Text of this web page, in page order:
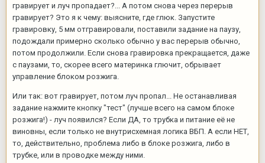
гравирует и луч пропадает?... А потом снова через перерыв
гравирует? Это я к чему: выясните, где глюк. Запустите
гравировку, 5 мм отгравировали, поставили задание на паузу,
подождали примерно сколько обычно у вас перерыв обычно,
потом продолжили. Если снова гравировка прекращается, даже
с паузами, то, скорее всего материнка глючит, обрывает
управление блоком розжига.
Или так: вот гравирует, потом луч пропал... Не останавливая
задание нажмите кнопку "тест" (лучше всего на самом блоке
розжига!) - луч появился? Если ДА, то трубка и питание её не
виновны, если только не внутрисхемная логика ВБП. А если НЕТ,
то, действительно, проблема либо в блоке розжига, либо в
трубке, или в проводке между ними.